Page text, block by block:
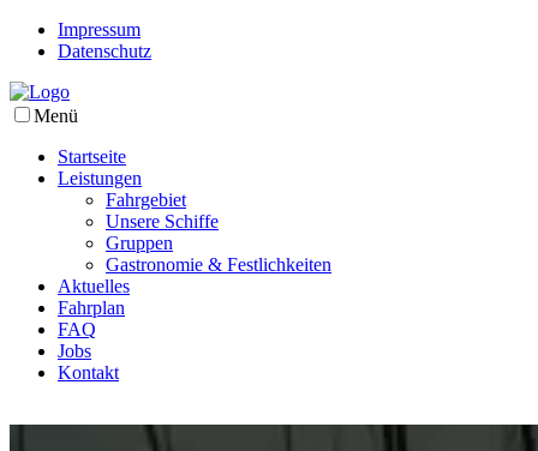
Impressum
Datenschutz
Menü
Startseite
Leistungen
Fahrgebiet
Unsere Schiffe
Gruppen
Gastronomie & Festlichkeiten
Aktuelles
Fahrplan
FAQ
Jobs
Kontakt